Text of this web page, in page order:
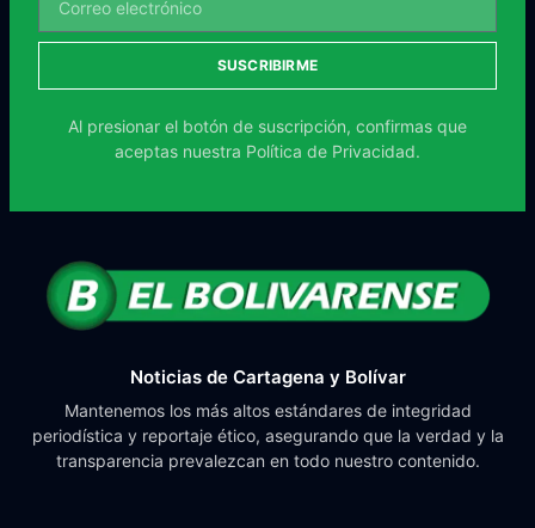
SUSCRIBIRME
Al presionar el botón de suscripción, confirmas que
aceptas nuestra Política de Privacidad.
Noticias de Cartagena y Bolívar
Mantenemos los más altos estándares de integridad
periodística y reportaje ético, asegurando que la verdad y la
transparencia prevalezcan en todo nuestro contenido.